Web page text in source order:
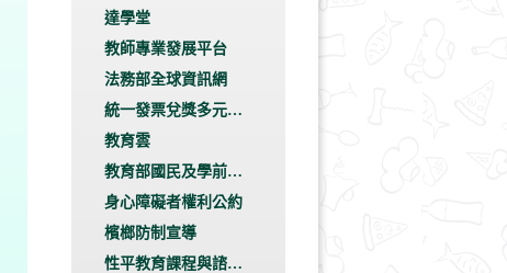
源網
達學堂
教師專業發展平台
法務部全球資訊網
統一發票兌獎多元服
務專區
教育雲
教育部國民及學前教
育署學生生涯輔導網
身心障礙者權利公約
檳榔防制宣導
性平教育課程與諮詢